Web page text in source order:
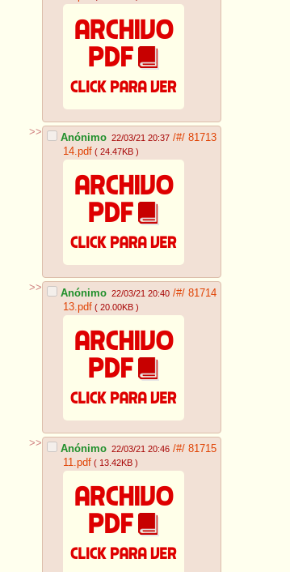
>> Anónimo 22/03/21 20:37 /#/ 81713
14.pdf ( 24.47KB )
>> Anónimo 22/03/21 20:40 /#/ 81714
13.pdf ( 20.00KB )
>> Anónimo 22/03/21 20:46 /#/ 81715
11.pdf ( 13.42KB )